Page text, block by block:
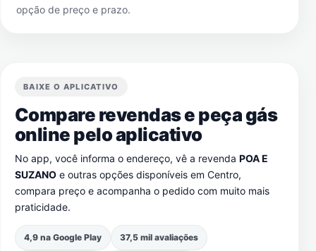
opção de preço e prazo.
BAIXE O APLICATIVO
Compare revendas e peça gás
online pelo aplicativo
No app, você informa o endereço, vê a revenda POA E
SUZANO e outras opções disponíveis em Centro,
compara preço e acompanha o pedido com muito mais
praticidade.
4,9 na Google Play 37,5 mil avaliações